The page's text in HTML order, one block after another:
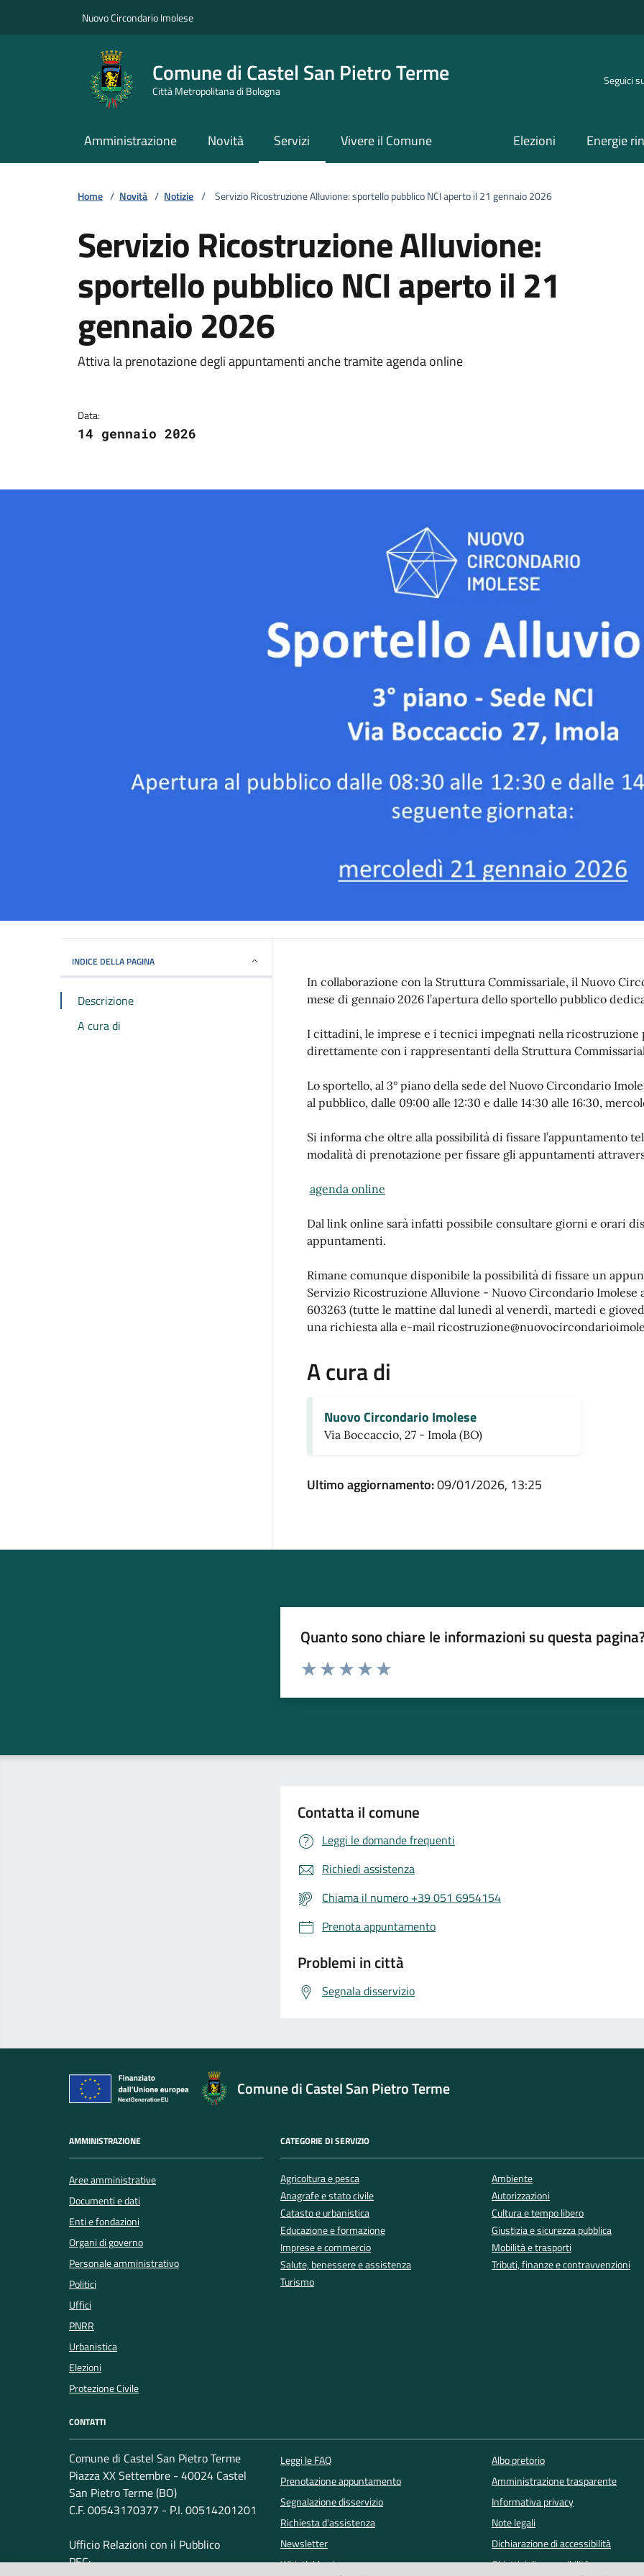
Nuovo Circondario Imolese
Comune di Castel San Pietro Terme
Città Metropolitana di Bologna
Seguici
Amministrazione Novità Servizi Vivere il Comune Elezioni Energie
Home / Novità / Notizie / Servizio Ricostruzione Alluvione: sportello pubblico NCI aperto il 21 gennaio 2026
Servizio Ricostruzione Alluvione:
sportello pubblico NCI aperto il 21
gennaio 2026
Dettagli della notizia
Attiva la prenotazione degli appuntamenti anche tramite agenda online
Data:
14 gennaio 2026
INDICE DELLA PAGINA
Descrizione
A cura di
In collaborazione con la Struttura Commissariale, il Nuovo
mese di gennaio 2026 l’apertura dello sportello pubblico
I cittadini, le imprese e i tecnici impegnati nella
direttamente con i rappresentanti della Struttura
Lo sportello, al 3° piano della sede del Nuovo Circondario
al pubblico, dalle 09:00 alle 12:30 e dalle 14:30 alle 16:30,
Si informa che oltre alla possibilità di fissare l’appuntamento
modalità di prenotazione per fissare gli appuntamenti
agenda online
Dal link online sarà infatti possibile consultare giorni e orari
appuntamenti.
Rimane comunque disponibile la possibilità di fissare un
Servizio Ricostruzione Alluvione - Nuovo Circondario
603263 (tutte le mattine dal lunedì al venerdì, martedì e
una richiesta alla e-mail
A cura di
Nuovo Circondario Imolese
Via Boccaccio, 27 - Imola (BO)
Ultimo aggiornamento:09/01/2026, 13:25
Quanto sono chiare le informazioni su questa
Valuta da 1 a 5 stelle la pagina
Contatta il comune
Leggi le domande frequenti
Richiedi assistenza
Chiama il numero +39 051 6954154
Prenota appuntamento
Problemi in città
Segnala disservizio
Comune di Castel San Pietro Terme
AMMINISTRAZIONE
Aree amministrative
Documenti e dati
Enti e fondazioni
Organi di governo
Personale amministrativo
Politici
Uffici
PNRR
Urbanistica
Elezioni
Protezione Civile
CATEGORIE DI SERVIZIO
Agricoltura e pesca
Ambiente
Anagrafe e stato civile
Autorizzazioni
Catasto e urbanistica
Cultura e tempo libero
Educazione e formazione
Giustizia e sicurezza pubblica
Imprese e commercio
Mobilità e trasporti
Salute, benessere e assistenza
Tributi, finanze e contravvenzioni
Turismo
CONTATTI
Comune di Castel San Pietro Terme
Piazza XX Settembre - 40024 Castel
San Pietro Terme (BO)
C.F. 00543170377 - P.I. 00514201201
Ufficio Relazioni con il Pubblico
PEC:
Leggi le FAQ
Prenotazione appuntamento
Segnalazione disservizio
Richiesta d'assistenza
Newsletter
Whistleblowing
Albo pretorio
Amministrazione trasparente
Informativa privacy
Note legali
Dichiarazione di accessibilità
Obiettivi di accessibilità